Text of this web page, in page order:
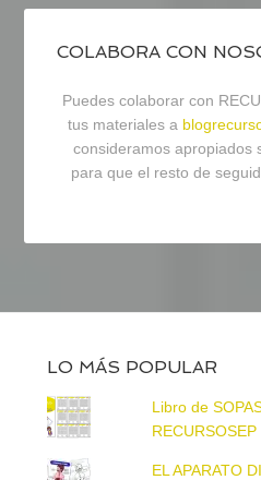
COLABORA CON
Puedes colaborar con
tus materiales a
consideramos apropiados
para que el resto de
LO MÁS POPULAR
Libro de
RECURSOSEP
EL APARATO